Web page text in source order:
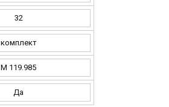
32
комплект
M 119.985
Да